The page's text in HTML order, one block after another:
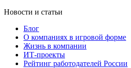
Новости и статьи
Блог
О компаниях в игровой форме
Жизнь в компании
ИТ-проекты
Рейтинг работодателей России